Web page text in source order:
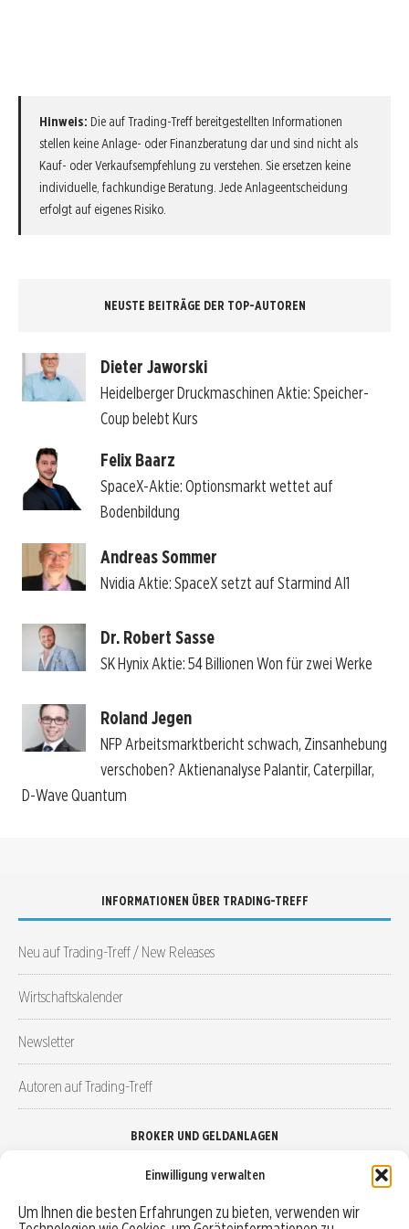
Einwilligung verwalten
Um Ihnen die besten Erfahrungen zu bieten, verwenden wir
Hinweis: Die auf Trading-Treff bereitgestellten Informationen
stellen keine Anlage- oder Finanzberatung dar und sind nicht als
Kauf- oder Verkaufsempfehlung zu verstehen. Sie ersetzen keine
individuelle, fachkundige Beratung. Jede Anlageentscheidung
erfolgt auf eigenes Risiko.
NEUSTE BEITRÄGE DER TOP-AUTOREN
Dieter Jaworski
Heidelberger Druckmaschinen Aktie: Speicher-
Coup belebt Kurs
Felix Baarz
SpaceX-Aktie: Optionsmarkt wettet auf
Bodenbildung
Andreas Sommer
Nvidia Aktie: SpaceX setzt auf Starmind AI1
Dr. Robert Sasse
SK Hynix Aktie: 54 Billionen Won für zwei Werke
Roland Jegen
NFP Arbeitsmarktbericht schwach, Zinsanhebung
verschoben? Aktienanalyse Palantir, Caterpillar,
D-Wave Quantum
INFORMATIONEN ÜBER TRADING-TREFF
Neu auf Trading-Treff / New Releases
Wirtschaftskalender
Newsletter
Autoren auf Trading-Treff
BROKER UND GELDANLAGEN